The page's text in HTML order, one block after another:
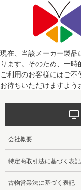
現在、当該メーカー製
ります。そのため、一時
ご利用のお客様にはご不
お待ちいただけますよう
会社概要
特定商取引法に基づく表記
古物営業法に基づく表記